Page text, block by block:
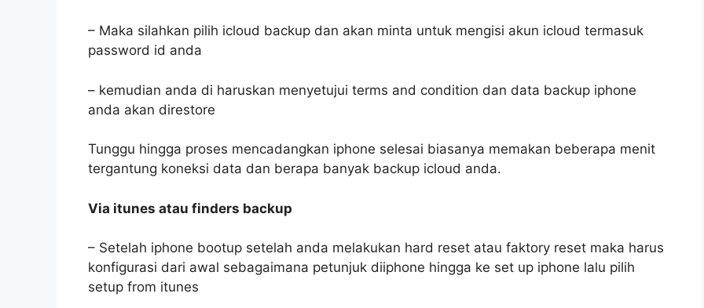
– Maka silahkan pilih icloud backup dan akan minta untuk mengisi akun icloud termasuk
password id anda
– kemudian anda di haruskan menyetujui terms and condition dan data backup iphone
anda akan direstore
Tunggu hingga proses mencadangkan iphone selesai biasanya memakan beberapa menit
tergantung koneksi data dan berapa banyak backup icloud anda.
Via itunes atau finders backup
– Setelah iphone bootup setelah anda melakukan hard reset atau faktory reset maka harus
konfigurasi dari awal sebagaimana petunjuk diiphone hingga ke set up iphone lalu pilih
setup from itunes